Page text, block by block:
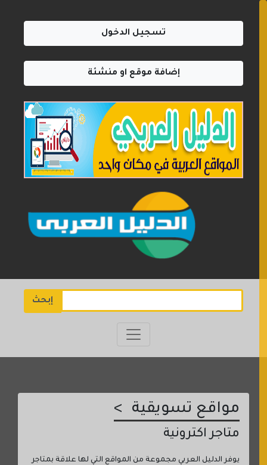
تسجيل الدخول
إضافة موقع او منشئة
إبحث
مواقع تسويقية
متاجر اكترونية
يوفر الدليل العربي مجموعة من المواقع التي لها علاقة بمتاجر